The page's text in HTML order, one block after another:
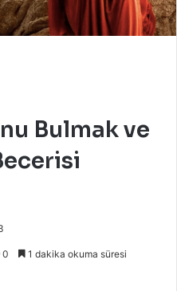
Bulmak ve
0 1 dakika okuma süresi